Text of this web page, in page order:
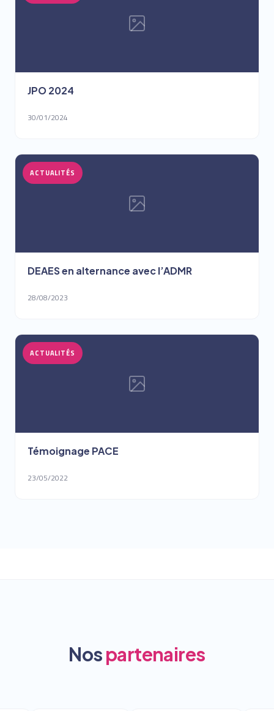
JPO 2024
30/01/2024
ACTUALITÉS
DEAES en alternance avec l’ADMR
28/08/2023
ACTUALITÉS
Témoignage PACE
23/05/2022
Nospartenaires